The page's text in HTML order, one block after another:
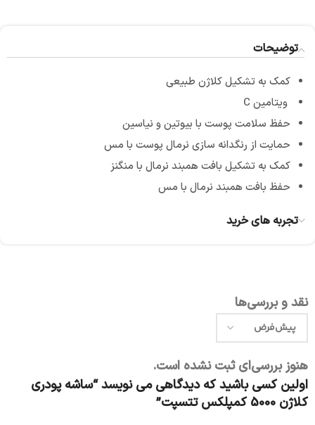
توضیحات
کمک به تشکیل کلاژن طبیعی
ویتامین C
حفظ سلامت پوست با بیوتین و نیاسین
حمایت از رنگدانه‌ سازی نرمال پوست با مس
کمک به تشکیل بافت همبند نرمال با منگنز
حفظ بافت همبند نرمال با مس
تجربه های خرید
نقد و بررسی‌ها
هنوز بررسی‌ای ثبت نشده است.
اولین کسی باشید که دیدگاهی می نویسد “ساشه‌ پودری
کلاژن 5000 کمپلکس تتسپت”